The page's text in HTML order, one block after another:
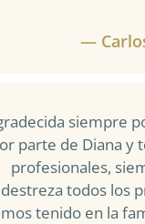
—
siempre
parte de Diana y
profesionales,
destreza todos los
tenido en la